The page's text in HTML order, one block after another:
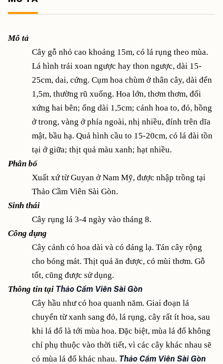
Mô tả
Cây gỗ nhỏ cao khoảng 15m, có lá rụng theo mùa.
Lá hình trái xoan ngược hay thon ngược, dài 15-
25cm, dai, cứng. Cụm hoa chùm ở thân cây, dài đến
1,5m, thường rũ xuống. Hoa lớn, thơm thơm, đối
xứng hai bên; ống dài 1,5cm; cánh hoa to, đỏ, hồng
ở trong, vàng ở phía ngoài, nhị nhiều, đính trên dĩa
mật, bầu hạ. Quả hình cầu to 15-20cm, có lá đài tồn
tại ở giữa; thịt quả màu xanh; hạt nhiều.
Phân bố
Xuất xứ từ Guyan ở Nam Mỹ, được nhập trồng tại
Thảo Cầm Viên Sài Gòn.
Sinh thái
Cây rụng lá 3-4 ngày vào tháng 8.
Công dụng
Cây cảnh có hoa dài và có dáng lạ. Tán cây rộng
cho bóng mát. Thịt quả ăn được, có mùi thơm. Gỗ
tốt, cũng được sử dụng.
Thông tin tại Thảo Cầm Viên Sài Gòn
Cây hầu như có hoa quanh năm. Giai đoạn lá
chuyển từ xanh sang đỏ, lá rụng, cây rất ít hoa, sau
khi lá đổ là tới mùa hoa. Đặc biệt, mùa lá đổ không
chỉ phụ thuộc vào thời tiết, vì các cây khác nhau sẽ
có mùa lá đổ khác nhau. Thảo Cầm Viên Sài Gòn